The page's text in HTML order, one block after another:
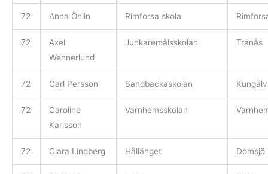
72 Anna Öhlin Rimforsa skola
72
Axel
Wennerlund
Junkaremålsskolan Tranås
72 Carl Persson Sandbackaskolan Kungälv
72
Caroline
Karlsson
Varnhemsskolan
72 Clara Lindberg Hållänget Domsjö